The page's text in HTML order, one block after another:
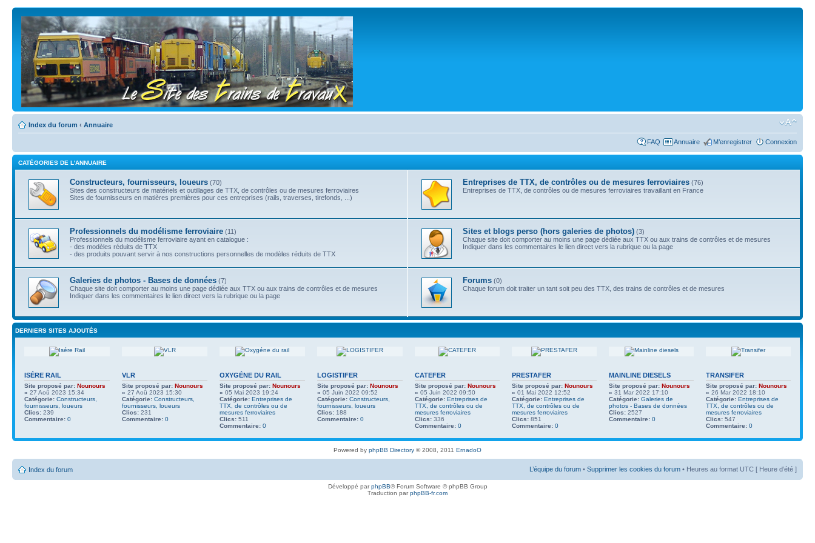
Index du forum ‹ Annuaire
FAQ Annuaire M’enregistrer Connexion
CATÉGORIES DE L'ANNUAIRE
Constructeurs, fournisseurs, loueurs (70)
Sites des constructeurs de matériels et outillages de TTX, de contrôles ou de mesures ferroviaires
Sites de fournisseurs en matières premières pour ces entreprises (rails, traverses, tirefonds, ...)
Entreprises de TTX, de contrôles ou de mesures ferroviaires (76)
Entreprises de TTX, de contrôles ou de mesures ferroviaires travaillant en France
Professionnels du modélisme ferroviaire (11)
Professionnels du modélisme ferroviaire ayant en catalogue :
- des modèles réduits de TTX
- des produits pouvant servir à nos constructions personnelles de modèles réduits de TTX
Sites et blogs perso (hors galeries de photos) (3)
Chaque site doit comporter au moins une page dédiée aux TTX ou aux trains de contrôles et de mesures
Indiquer dans les commentaires le lien direct vers la rubrique ou la page
Galeries de photos - Bases de données (7)
Chaque site doit comporter au moins une page dédiée aux TTX ou aux trains de contrôles et de mesures
Indiquer dans les commentaires le lien direct vers la rubrique ou la page
Forums (0)
Chaque forum doit traiter un tant soit peu des TTX, des trains de contrôles et de mesures
DERNIERS SITES AJOUTÉS
ISÉRE RAIL
Site proposé par: Nounours
» 27 Aoû 2023 15:34
Catégorie: Constructeurs,
fournisseurs, loueurs
Clics: 239
Commentaire: 0
VLR
Site proposé par: Nounours
» 27 Aoû 2023 15:30
Catégorie: Constructeurs,
fournisseurs, loueurs
Clics: 231
Commentaire: 0
OXYGÉNE DU RAIL
Site proposé par: Nounours
» 05 Mai 2023 19:24
Catégorie: Entreprises de
TTX, de contrôles ou de
mesures ferroviaires
Clics: 511
Commentaire: 0
LOGISTIFER
Site proposé par: Nounours
» 05 Juin 2022 09:52
Catégorie: Constructeurs,
fournisseurs, loueurs
Clics: 188
Commentaire: 0
CATEFER
Site proposé par: Nounours
» 05 Juin 2022 09:50
Catégorie: Entreprises de
TTX, de contrôles ou de
mesures ferroviaires
Clics: 336
Commentaire: 0
PRESTAFER
Site proposé par: Nounours
» 01 Mai 2022 12:52
Catégorie: Entreprises de
TTX, de contrôles ou de
mesures ferroviaires
Clics: 851
Commentaire: 0
MAINLINE DIESELS
Site proposé par: Nounours
» 31 Mar 2022 17:10
Catégorie: Galeries de
photos - Bases de données
Clics: 2527
Commentaire: 0
TRANSIFER
Site proposé par: Nounours
» 26 Mar 2022 18:10
Catégorie: Entreprises de
TTX, de contrôles ou de
mesures ferroviaires
Clics: 547
Commentaire: 0
Powered by phpBB Directory © 2008, 2011 ErnadoO
Index du forum L’équipe du forum • Supprimer les cookies du forum • Heures au format UTC [ Heure d’été ]
Développé parphpBB® Forum Software © phpBB Group
Traduction parphpBB-fr.com